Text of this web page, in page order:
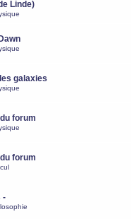
Linde)
galaxies
forum
forum
-